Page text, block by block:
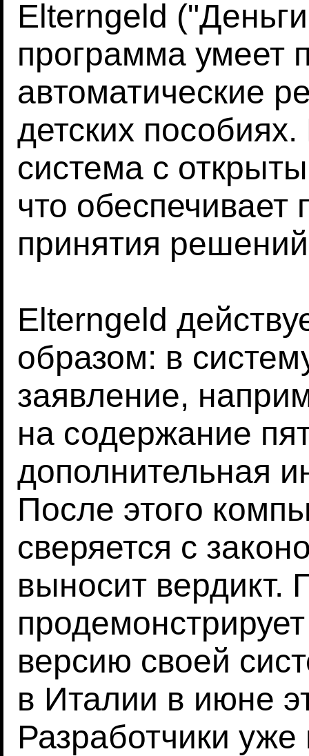
Elterngeld
программа умеет
автоматические
детских
система с
что обеспечивает
принятия
Elterngeld
образом: в
заявление,
на содержание
дополнительная
После этого
сверяется с
выносит вердикт.
версию своей
в Италии в июне
Разработчики